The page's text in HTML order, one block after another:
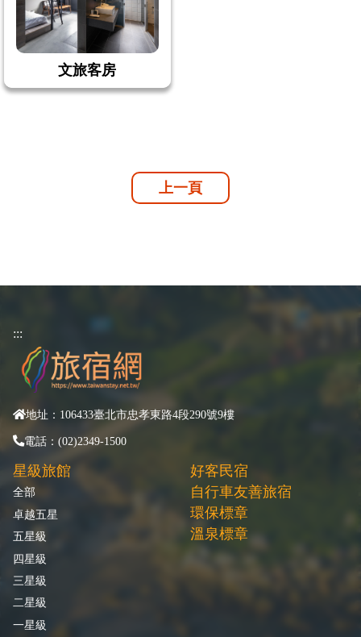
文旅客房
上一頁
:::
地址：106433臺北市忠孝東路4段290號9樓
電話：(02)2349-1500
星級旅館
全部
卓越五星
五星級
四星級
三星級
二星級
一星級
好客民宿
自行車友善旅宿
環保標章
溫泉標章